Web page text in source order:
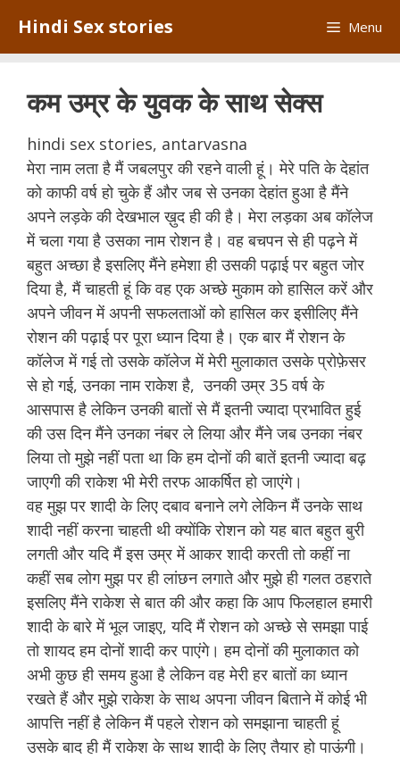
content
Hindi Sex stories Menu
कम उम्र के युवक के साथ सेक्स
hindi sex stories, antarvasna
मेरा नाम लता है मैं जबलपुर की रहने वाली हूं। मेरे पति के देहांत
को काफी वर्ष हो चुके हैं और जब से उनका देहांत हुआ है मैंने
अपने लड़के की देखभाल ख़ुद ही की है। मेरा लड़का अब कॉलेज
में चला गया है उसका नाम रोशन है। वह बचपन से ही पढ़ने में
बहुत अच्छा है इसलिए मैंने हमेशा ही उसकी पढ़ाई पर बहुत जोर
दिया है, मैं चाहती हूं कि वह एक अच्छे मुकाम को हासिल करें और
अपने जीवन में अपनी सफलताओं को हासिल कर इसीलिए मैंने
रोशन की पढ़ाई पर पूरा ध्यान दिया है। एक बार मैं रोशन के
कॉलेज में गई तो उसके कॉलेज में मेरी मुलाकात उसके प्रोफ़ेसर
से हो गई, उनका नाम राकेश है, उनकी उम्र 35 वर्ष के
आसपास है लेकिन उनकी बातों से मैं इतनी ज्यादा प्रभावित हुई
की उस दिन मैंने उनका नंबर ले लिया और मैंने जब उनका नंबर
लिया तो मुझे नहीं पता था कि हम दोनों की बातें इतनी ज्यादा बढ़
जाएगी की राकेश भी मेरी तरफ आकर्षित हो जाएंगे।
वह मुझ पर शादी के लिए दबाव बनाने लगे लेकिन मैं उनके साथ
शादी नहीं करना चाहती थी क्योंकि रोशन को यह बात बहुत बुरी
लगती और यदि मैं इस उम्र में आकर शादी करती तो कहीं ना
कहीं सब लोग मुझ पर ही लांछन लगाते और मुझे ही गलत ठहराते
इसलिए मैंने राकेश से बात की और कहा कि आप फिलहाल हमारी
शादी के बारे में भूल जाइए, यदि मैं रोशन को अच्छे से समझा पाई
तो शायद हम दोनों शादी कर पाएंगे। हम दोनों की मुलाकात को
अभी कुछ ही समय हुआ है लेकिन वह मेरी हर बातों का ध्यान
रखते हैं और मुझे राकेश के साथ अपना जीवन बिताने में कोई भी
आपत्ति नहीं है लेकिन मैं पहले रोशन को समझाना चाहती हूं
उसके बाद ही मैं राकेश के साथ शादी के लिए तैयार हो पाऊंगी।